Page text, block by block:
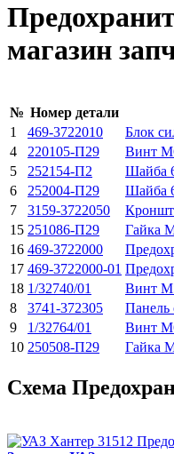
магазин
№ Номер детали
1
469-3722010 Блок
4
220105-П29 Винт
5
252154-П2 Шайба
6
252004-П29 Шайба
7
3159-3722050
15 251086-П29 Гайка
16 469-3722000
17 469-3722000-01
18 1/32740/01 Винт
8
3741-372305 Панель
9
1/32764/01 Винт
10 250508-П29 Гайка
Схема